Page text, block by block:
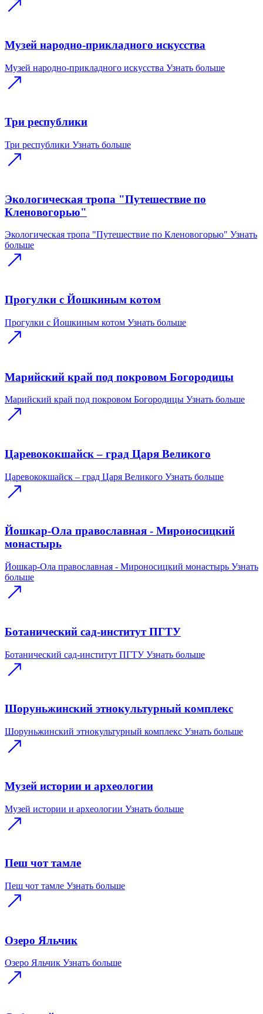
Музей народно-прикладного искусства
Музей народно-прикладного искусства Узнать больше
Три республики
Три республики Узнать больше
Экологическая тропа "Путешествие по
Кленовогорью"
Экологическая тропа "Путешествие по Кленовогорью" Узнать
больше
Прогулки с Йошкиным котом
Прогулки с Йошкиным котом Узнать больше
Марийский край под покровом Богородицы
Марийский край под покровом Богородицы Узнать больше
Царевококшайск – град Царя Великого
Царевококшайск – град Царя Великого Узнать больше
Йошкар-Ола православная - Мироносицкий
монастырь
Йошкар-Ола православная - Мироносицкий монастырь Узнать
больше
Ботанический сад-институт ПГТУ
Ботанический сад-институт ПГТУ Узнать больше
Шоруньжинский этнокультурный комплекс
Шоруньжинский этнокультурный комплекс Узнать больше
Музей истории и археологии
Музей истории и археологии Узнать больше
Пеш чот тамле
Пеш чот тамле Узнать больше
Озеро Яльчик
Озеро Яльчик Узнать больше